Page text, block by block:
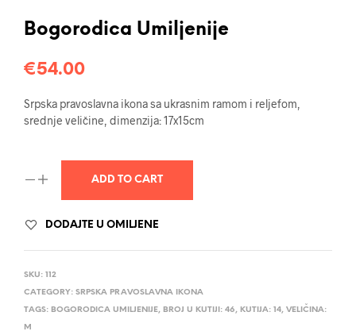
Bogorodica Umiljenije
€54.00
Srpska pravoslavna ikona sa ukrasnim ramom i reljefom,
srednje veličine, dimenzija: 17x15cm
ADD TO CART
DODAJTE U OMILJENE
SKU: 112
CATEGORY: SRPSKA PRAVOSLAVNA IKONA
TAGS: BOGORODICA UMILJENIJE, BROJ U KUTIJI: 46, KUTIJA: 14, VELIČINA:
M